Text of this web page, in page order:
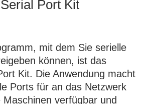
Port Kit
mit dem Sie serielle
können, ist das
Kit. Die Anwendung macht
Ports für an das Netzwerk
Maschinen verfügbar und